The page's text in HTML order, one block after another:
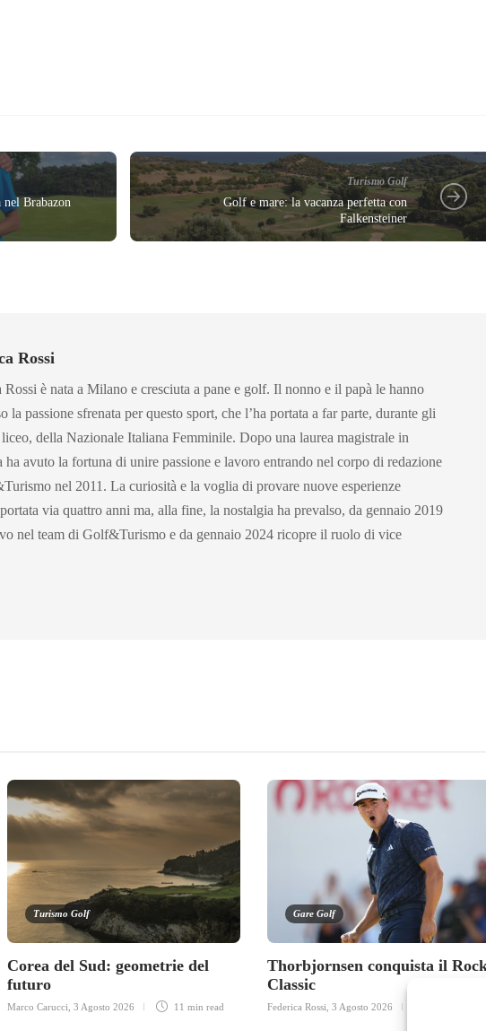
Brabazon
Turismo Golf
Golf e mare: la vacanza perfetta con
Falkensteiner
Rossi
Rossi è nata a Milano e cresciuta a pane e golf. Il nonno e il papà le hanno
la passione sfrenata per questo sport, che l’ha portata a far parte, durante gli
della Nazionale Italiana Femminile. Dopo una laurea magistrale in
ha avuto la fortuna di unire passione e lavoro entrando nel corpo di redazione
nel 2011. La curiosità e la voglia di provare nuove esperienze
via quattro anni ma, alla fine, la nostalgia ha prevalso, da gennaio 2019
nel team di Golf&Turismo e da gennaio 2024 ricopre il ruolo di vice
Turismo Golf
Corea del Sud: geometrie del
futuro
Marco Carucci 3 Agosto 2026 11 min read
Gare Golf
Thorbjornsen conquista il
Classic
Federica Rossi 3 Agosto 2026